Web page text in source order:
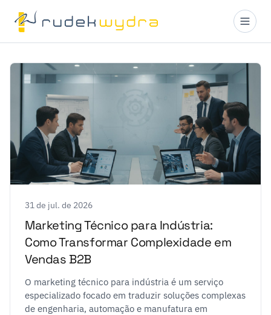
31 de jul. de 2026
Marketing Técnico para Indústria:
Como Transformar Complexidade em
Vendas B2B
O marketing técnico para indústria é um serviço
especializado focado em traduzir soluções complexas
de engenharia, automação e manufatura em